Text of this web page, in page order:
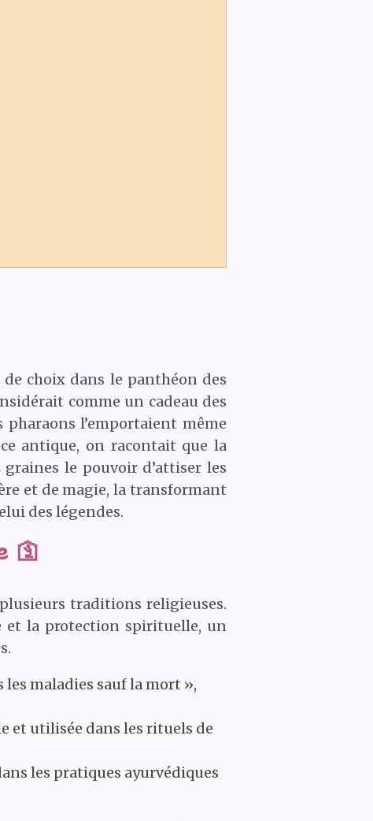
choix dans le panthéon des
comme un cadeau des
l’emportaient même
antique, on racontait que la
graines le pouvoir d’attiser les
et de magie, la transformant
des légendes.
🛐
traditions religieuses.
et la protection spirituelle, un
maladies sauf la mort »,
et utilisée dans les rituels de
les pratiques ayurvédiques